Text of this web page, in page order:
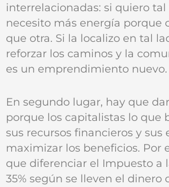
interrelacionadas: si quiero
necesito más energía porque
que otra. Si la localizo en tal
reforzar los caminos y la
es un emprendimiento nuevo.
En segundo lugar, hay que
porque los capitalistas lo que
sus recursos financieros y sus
maximizar los beneficios. Por
que diferenciar el Impuesto a
35% según se lleven el dinero